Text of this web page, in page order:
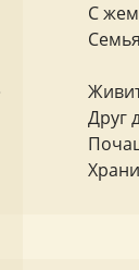
С
Друг